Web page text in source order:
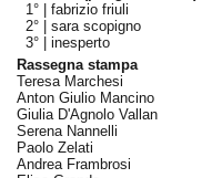
1° | fabrizio friuli
2° | sara scopigno
3° | inesperto
Rassegna stampa
Teresa Marchesi
Anton Giulio Mancino
Giulia D'Agnolo Vallan
Serena Nannelli
Paolo Zelati
Andrea Frambrosi